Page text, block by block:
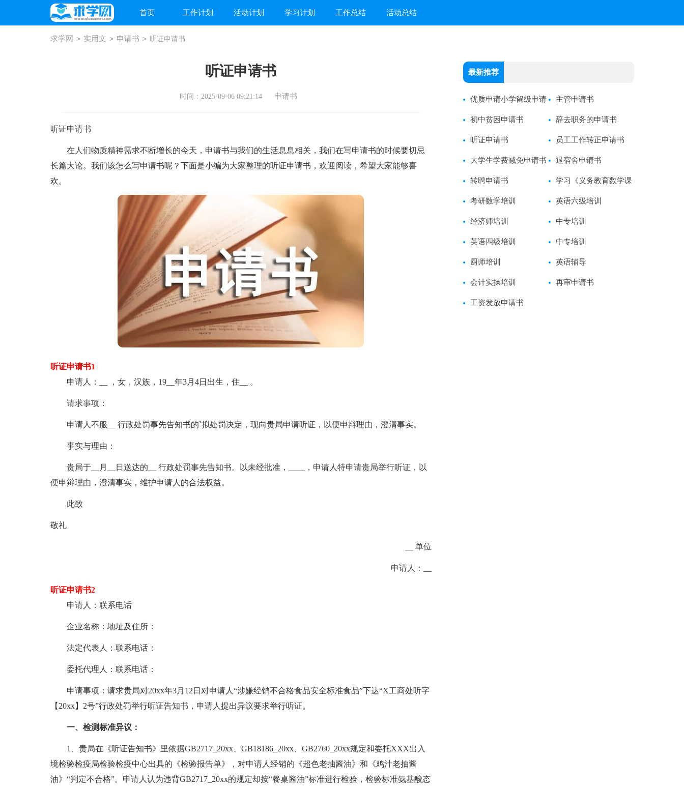
首页 工作计划 活动计划 学习计划 工作总结 活动总结
求学网 > 实用文 > 申请书 > 听证申请书
听证申请书
时间：2025-09-06 09:21:14 申请书
听证申请书
在人们物质精神需求不断增长的今天，申请书与我们的生活息息相关，我们在写申请书的时候要切忌
长篇大论。我们该怎么写申请书呢？下面是小编为大家整理的听证申请书，欢迎阅读，希望大家能够喜
欢。
听证申请书1
申请人：__ ，女，汉族，19__年3月4日出生，住__ 。
请求事项：
申请人不服__ 行政处罚事先告知书的`拟处罚决定，现向贵局申请听证，以便申辩理由，澄清事实。
事实与理由：
贵局于__月__日送达的__ 行政处罚事先告知书。以未经批准，____，申请人特申请贵局举行听证，以
便申辩理由，澄清事实，维护申请人的合法权益。
此致
敬礼
__ 单位
申请人：__
听证申请书2
申请人：联系电话
企业名称：地址及住所：
法定代表人：联系电话：
委托代理人：联系电话：
申请事项：请求贵局对20xx年3月12日对申请人“涉嫌经销不合格食品安全标准食品”下达“X工商处听字
【20xx】2号”行政处罚举行听证告知书，申请人提出异议要求举行听证。
一、检测标准异议：
1、贵局在《听证告知书》里依据GB2717_20xx、GB18186_20xx、GB2760_20xx规定和委托XXX出入
境检验检疫局检验检疫中心出具的《检验报告单》，对申请人经销的《超色老抽酱油》和《鸡汁老抽酱
油》“判定不合格”。申请人认为违背GB2717_20xx的规定却按“餐桌酱油”标准进行检验，检验标准氨基酸态
最新推荐
优质申请小学留级申请
书
主管申请书
初中贫困申请书 辞去职务的申请书
听证申请书 员工工作转正申请书
大学生学费减免申请书 退宿舍申请书
转聘申请书 学习《义务教育数学课
程标准》心得体会范文
考研数学培训 英语六级培训
经济师培训 中专培训
英语四级培训 中专培训
厨师培训 英语辅导
会计实操培训 再审申请书
工资发放申请书